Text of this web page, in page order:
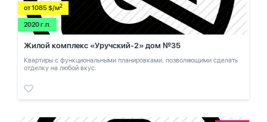
от 1085 $/м2
2020 г.п.
Жилой комплекс «Уручский-2» дом №35
Квартиры с функциональными планировками, позволяющими сделать
отделку на любой вкус.